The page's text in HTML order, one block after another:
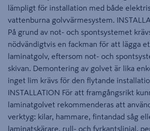
lämpligt för installation med både
vattenburna golvvärmesystem.
På grund av not- och spontsystemet
nödvändigtvis en fackman för att lägga
laminatgolv, eftersom not- och
skivan. Demontering av golvet är lika
inget lim krävs för den flytande
INSTALLATION För att framgångsrikt
laminatgolvet rekommenderas att
verktyg: kilar, hammare, fintandad såg
laminatskärare, rull- och fyrkantslinjal,